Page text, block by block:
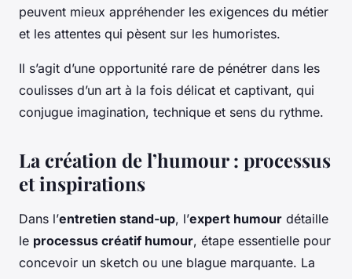
peuvent mieux appréhender les exigences du métier
et les attentes qui pèsent sur les humoristes.
Il s’agit d’une opportunité rare de pénétrer dans les
coulisses d’un art à la fois délicat et captivant, qui
conjugue imagination, technique et sens du rythme.
La création de l’humour : processus
et inspirations
Dans l’entretien stand-up, l’expert humour détaille
le processus créatif humour, étape essentielle pour
concevoir un sketch ou une blague marquante. La